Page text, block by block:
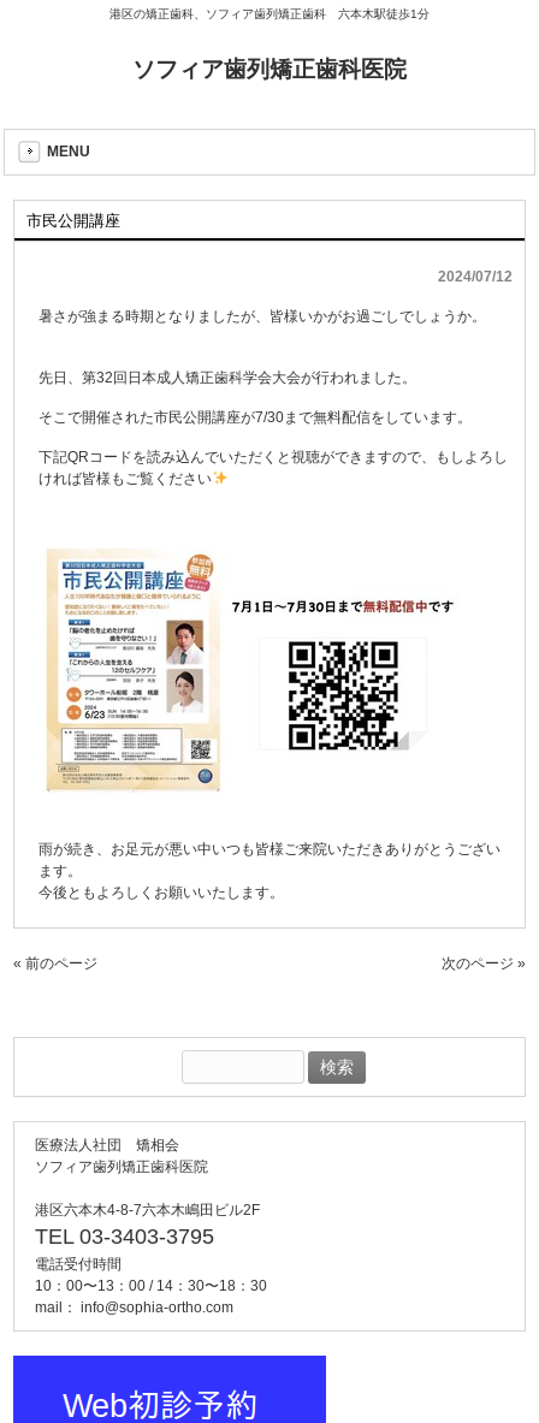
港区の矯正歯科、ソフィア歯列矯正歯科 六本木駅徒歩1分
ソフィア歯列矯正歯科医院
MENU
市民公開講座
2024/07/12
暑さが強まる時期となりましたが、 皆様いかがお過ごしでしょうか。
先日、第32回日本成人矯正歯科学会大会が行われました。
そこで開催された市民公開講座が7/30まで無料配信をしています。
下記QRコードを読み込んでいただくと視聴ができますので、
もしよろし
ければ皆様もご覧ください
雨が続き、お足元が悪い中いつも皆様ご来院いただきありがとうござい
ます。
今後ともよろしくお願いいたします。
« 前のページ 次のページ »
索:
医療法人社団 矯相会
ソフィア歯列矯正歯科医院
港区六本木4-8-7六本木嶋田ビル2F
TEL 03-3403-3795
電話受付時間
10：00〜13：00 / 14：30〜18：30
mail：info@sophia-ortho.com